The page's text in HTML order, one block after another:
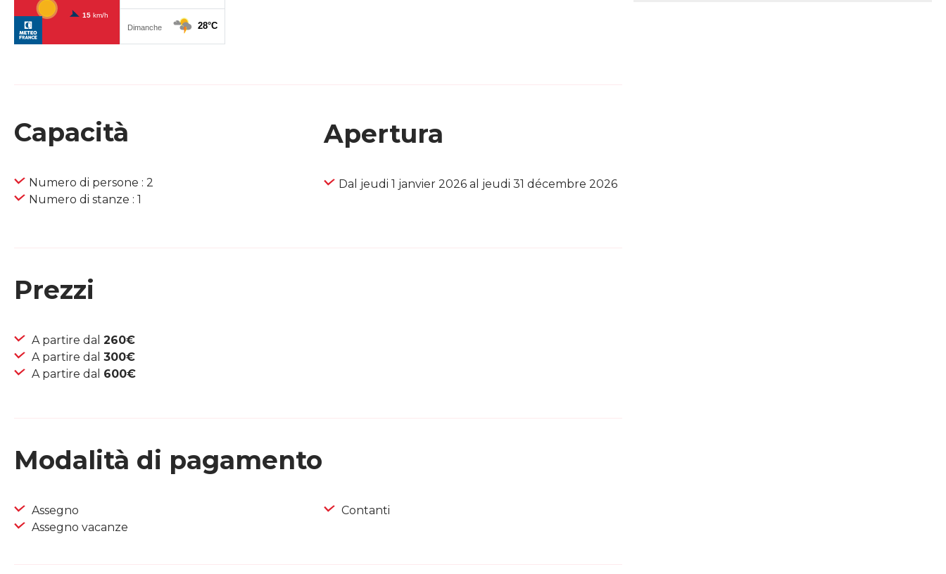
Capacità
Numero di persone : 2
Numero di stanze : 1
Apertura
Dal jeudi 1 janvier 2026 al jeudi 31 décembre 2026
Prezzi
A partire dal 260€
A partire dal 300€
A partire dal 600€
Modalità di pagamento
Assegno
Assegno vacanze
Contanti